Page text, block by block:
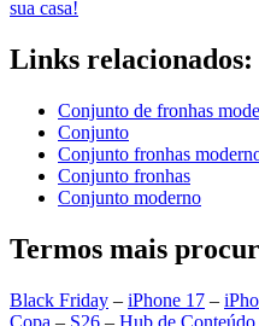
sua casa!
Links relacionados:
Conjunto de fronhas
Conjunto
Conjunto fronhas
Conjunto fronhas
Conjunto moderno
Termos mais
Black Friday – iPhone 17 –
Copa – S26 – Hub de Conteúdo